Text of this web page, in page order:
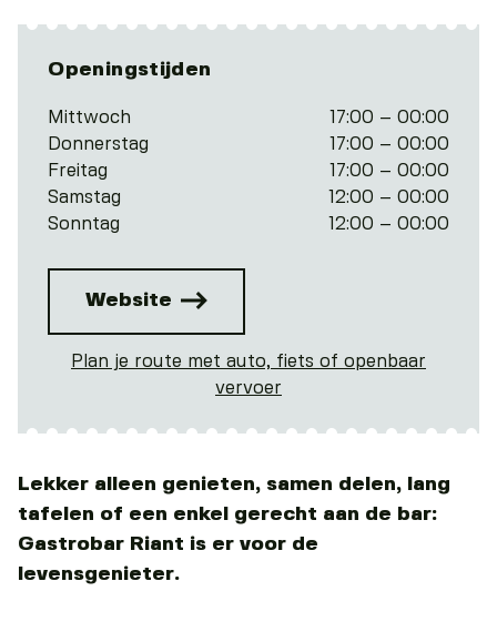
Openingstijden
Mittwoch
17:00 – 00:00
Donnerstag
17:00 – 00:00
Freitag
17:00 – 00:00
Samstag
12:00 – 00:00
Sonntag
12:00 – 00:00
Website
Plan je route met auto, fiets of openbaar
vervoer
Lekker alleen genieten, samen delen, lang
tafelen of een enkel gerecht aan de bar:
Gastrobar Riant is er voor de
levensgenieter.